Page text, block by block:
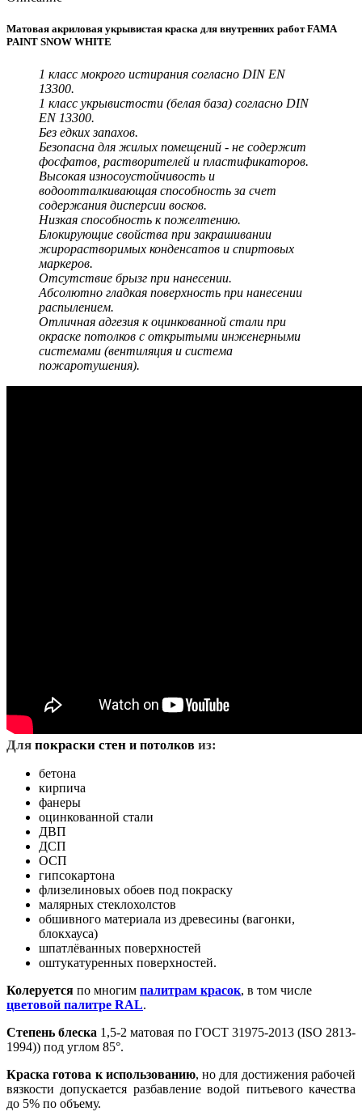
Матовая акриловая укрывистая краска для внутренних работ FAMA
PAINT SNOW WHITE
1 класс мокрого истирания согласно DIN EN
13300.
1 класс укрывистости (белая база) согласно DIN
EN 13300.
Без едких запахов.
Безопасна для жилых помещений - не содержит
фосфатов, растворителей и пластификаторов.
Высокая износоустойчивость и
водоотталкивающая способность за счет
содержания дисперсии восков.
Низкая способность к пожелтению.
Блокирующие свойства при закрашивании
жирорастворимых конденсатов и спиртовых
маркеров.
Отсутствие брызг при нанесении.
Абсолютно гладкая поверхность при нанесении
распылением.
Отличная адгезия к оцинкованной стали при
окраске потолков с открытыми инженерными
системами (вентиляция и система
пожаротушения).
Для покраски стен и потолков из:
бетона
кирпича
фанеры
оцинкованной стали
ДВП
ДСП
ОСП
гипсокартона
флизелиновых обоев под покраску
малярных стеклохолстов
обшивного материала из древесины (вагонки,
блокхауса)
шпатлёванных поверхностей
оштукатуренных поверхностей.
Колеруется по многим палитрам красок, в том числе
цветовой палитре RAL.
Степень блеска 1,5-2 матовая по ГОСТ 31975-2013 (ISO 2813-
1994)) под углом 85°.
Краска готова к использованию, но для достижения рабочей
вязкости допускается разбавление водой питьевого качества
до 5% по объему.